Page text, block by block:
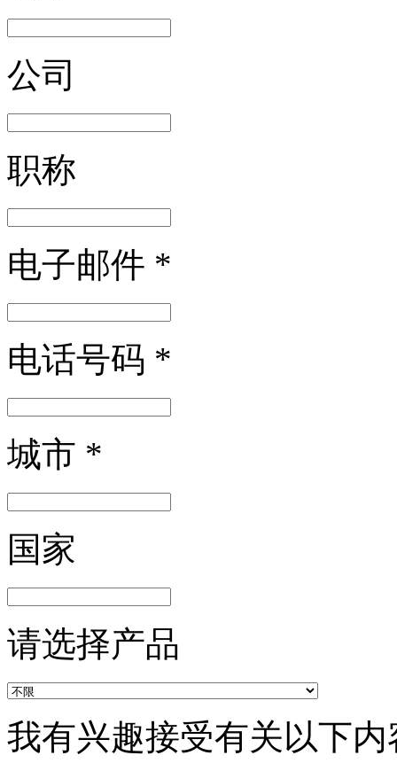
公司
职称
电子邮件 *
电话号码 *
城市 *
国家
请选择产品
我有兴趣接受有关以下